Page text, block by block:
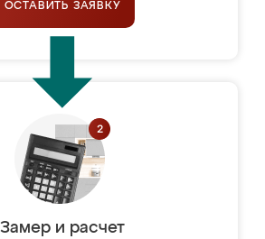
ОСТАВИТЬ ЗАЯВКУ
Замер и расчет